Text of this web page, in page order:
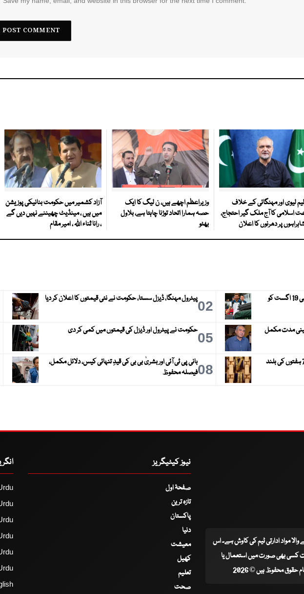
لیوی اور مہنگائی کے خلاف
اسلامی کا آج ملک گیر احتجاج،
وزیراعظم اچھے ہیں، ن لیگ کا ایک
حصہ ہمارا اتحاد توڑنا چاہتا ہے، بلاول
بھٹو
آزاد کشمیر میں حکومت بنانیکی پوزیشن
میں ہیں ، مینڈیٹ چھیننے نہیں دیں گے
، رانا ثناء اللہ ، امیر مقام
کیریبین پریمیئر لیگ ، قومی کرکٹرز کو این او سی 19 اگست کو
02پیٹرول مہنگا، ڈیزل سستا، حکومت نے نئی قیمتوں کا اعلان کر دیا
مدت مکمل
05حکومت نے پیٹرول اور ڈیزل کی قیمتوں میں کمی کر دی
عالمی مارکیٹ میں سونا مزید مہنگا ، قیمت 7 ہفتوں کی بلند
08بانی پی ٹی آئی اور بشریٰ بی بی کی قیدِ تنہائی کیس، دلائل مکمل،
فیصلہ محفوظ
والا مواد ادارتی ٹیم کی کاوش ہے۔ اس
کسی بھی صورت میں استعمال یا
حقوق محفوظ ہیں © 2026
نیوز کیٹیگریز
صفحۂ اول
تازہ ترین
پاکستان
دنیا
معیشت
کھیل
تعلیم
صحت